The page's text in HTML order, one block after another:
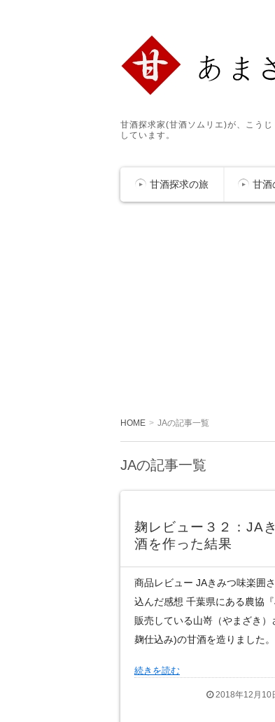
甘酒探求家(甘酒ソムリエ)が、こう
しています。
甘酒探求の旅 甘酒
HOME JAの記事一覧
JAの記事一覧
麹レビュー３２：JA
酒を作った結果
商品レビュー JAきみつ味楽囲
込んだ感想 千葉県にある農協
販売している山嵜（やまざき
麹仕込み)の甘酒を造りました。
続きを読む
2018年12月10